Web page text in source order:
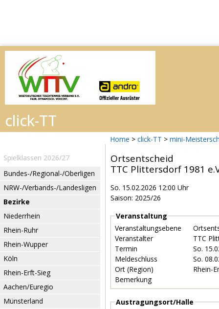
Home > click-TT > mini-
Spielklassen 2026/27
Bundes-/Regional-/Oberligen
NRW-/Verbands-/Landesligen
Bezirke
Niederrhein
Rhein-Ruhr
Rhein-Wupper
Köln
Rhein-Erft-Sieg
Aachen/Euregio
Münsterland
Ortsentscheid
TTC Plittersdorf 1981
So. 15.02.2026 12:00 Uhr
Saison: 2025/26
Veranstaltung
Veranstaltungsebene
Veranstalter
TTC
Termin
So.
Meldeschluss
So.
Ort (Region)
Rhein-
Bemerkung
Austragungsort/Halle